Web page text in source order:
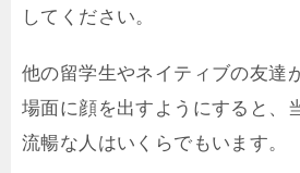
してください。
他の留学生やネイティブの友達
場面に顔を出すようにすると、
流暢な人はいくらでもいます。